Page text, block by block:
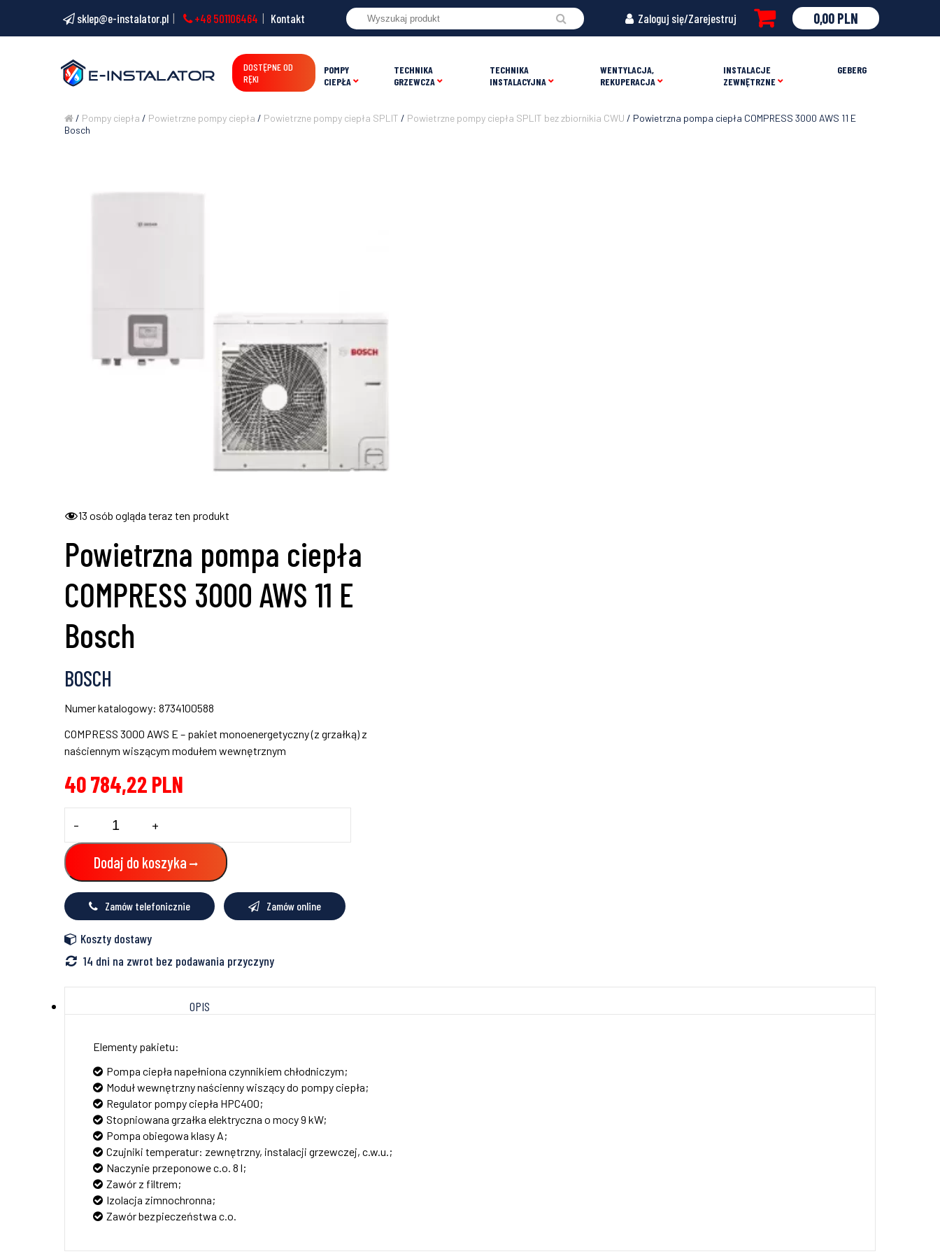
sklep@e-instalator.pl +48 501106464 Kontakt Zaloguj się/Zarejestruj 0,00 PLN
DOSTĘPNE OD
RĘKI
POMPY
CIEPŁA
TECHNIKA
GRZEWCZA
TECHNIKA
INSTALACYJNA
WENTYLACJA,
REKUPERACJA
INSTALACJE
ZEWNĘTRZNE
GEBERG
/ Pompy ciepła / Powietrzne pompy ciepła / Powietrzne pompy ciepła SPLIT / Powietrzne pompy ciepła SPLIT bez zbiornikia CWU / Powietrzna pompa ciepła COMPRESS 3000 AWS 11 E
Bosch
13 osób ogląda teraz ten produkt
Powietrzna pompa ciepła
COMPRESS 3000 AWS 11 E
Bosch
BOSCH
Numer katalogowy: 8734100588
COMPRESS 3000 AWS E – pakiet monoenergetyczny (z grzałką) z
naściennym wiszącym modułem wewnętrznym
40 784,22 PLN
Powietrzna
pompa
ciepła
COMPRESS
3000
AWS
11
E
Bosch
- +
Dodaj do koszyka
Zamów telefonicznie Zamów online
Koszty dostawy
14 dni na zwrot bez podawania przyczyny
OPIS
Elementy pakietu:
Pompa ciepła napełniona czynnikiem chłodniczym;
Moduł wewnętrzny naścienny wiszący do pompy ciepła;
Regulator pompy ciepła HPC400;
Stopniowana grzałka elektryczna o mocy 9 kW;
Pompa obiegowa klasy A;
Czujniki temperatur: zewnętrzny, instalacji grzewczej, c.w.u.;
Naczynie przeponowe c.o. 8 l;
Zawór z filtrem;
Izolacja zimnochronna;
Zawór bezpieczeństwa c.o.